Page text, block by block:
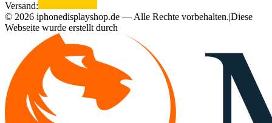
Versand:
© 2026 iphonedisplayshop.de — Alle Rechte vorbehalten.|Diese
Webseite wurde erstellt durch